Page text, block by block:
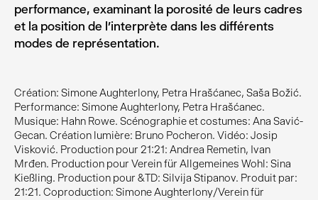
Création: Simone Aughterlony, Petra Hrašćanec, Saša Božić.
Performance: Simone Aughterlony, Petra Hrašćanec.
Musique: Hahn Rowe. Scénographie et costumes: Ana Savić-
Gecan. Création lumière: Bruno Pocheron. Vidéo: Josip
Visković. Production pour 21:21: Andrea Remetin, Ivan
Mrđen. Production pour Verein für Allgemeines Wohl: Sina
Kießling. Production pour &TD: Silvija Stipanov. Produit par:
21:21. Coproduction: Simone Aughterlony/Verein für
performance, examinant la porosité de leurs cadres
et la position de l’interprète dans les différents
modes de représentation.